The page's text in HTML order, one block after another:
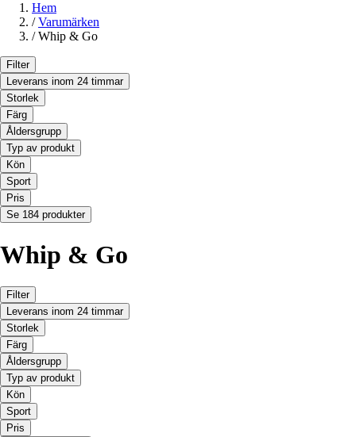
Hem
/ Varumärken
/ Whip & Go
Filter
Leverans inom 24 timmar
Storlek
Färg
Åldersgrupp
Typ av produkt
Kön
Sport
Pris
Se 184 produkter
Whip & Go
Filter
Leverans inom 24 timmar
Storlek
Färg
Åldersgrupp
Typ av produkt
Kön
Sport
Pris